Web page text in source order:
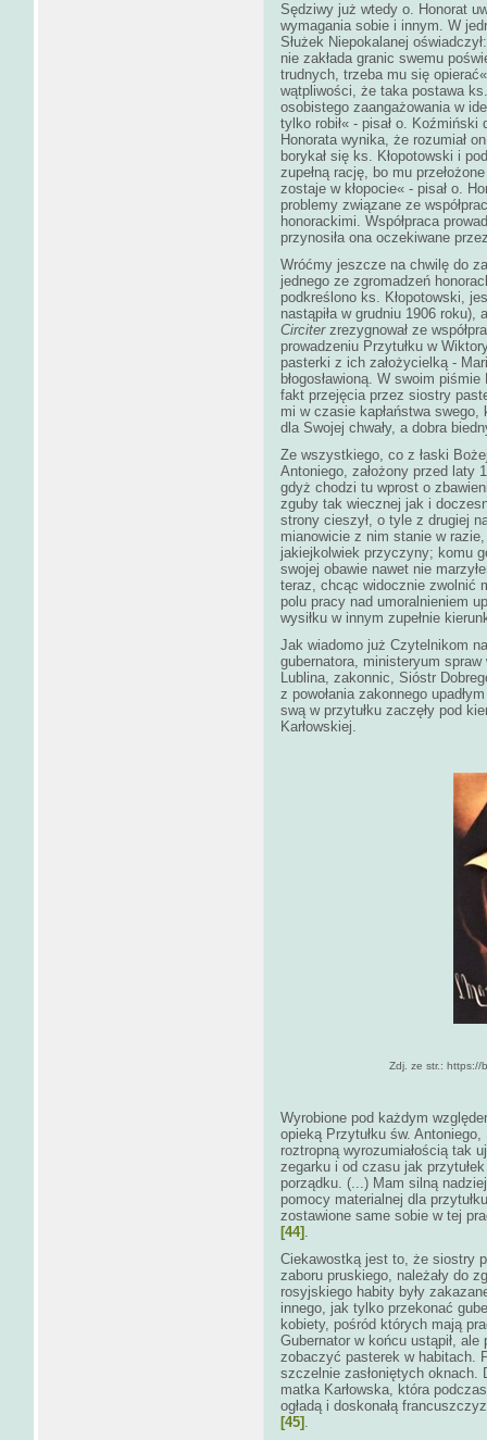
Sędziwy już wtedy o. Honorat
wymagania sobie i innym. W
Służek Niepokalanej
nie zakłada granic swemu
trudnych, trzeba mu się
wątpliwości, że taka postawa ks.
osobistego zaangażowania w
tylko robił« - pisał o.
Honorata wynika, że rozumiał
borykał się ks. Kłopotowski i
zupełną rację, bo mu
zostaje w kłopocie« - pisał o.
problemy związane ze
honorackimi. Współpraca
przynosiła ona oczekiwane
Wróćmy jeszcze na chwilę do
jednego ze zgromadzeń
podkreślono ks. Kłopotowski,
nastąpiła w grudniu 1906
Circiterzrezygnował ze
prowadzeniu Przytułku w
pasterki z ich założycielką -
błogosławioną. W swoim
fakt przejęcia przez siostry
mi w czasie kapłaństwa
dla Swojej chwały, a dobra
Ze wszystkiego, co z łaski
Antoniego, założony przed laty
gdyż chodzi tu wprost o
zguby tak wiecznej jak i
strony cieszył, o tyle z drugiej
mianowicie z nim stanie w
jakiejkolwiek przyczyny; komu
swojej obawie nawet nie
teraz, chcąc widocznie zwolnić
polu pracy nad umoralnieniem
wysiłku w innym zupełnie
Jak wiadomo już Czytelnikom
gubernatora, ministeryum
Lublina, zakonnic, Sióstr
z powołania zakonnego
swą w przytułku zaczęły pod
Karłowskiej.
Zdj. ze str.: https://
Wyrobione pod każdym
opieką Przytułku św.
roztropną wyrozumiałością tak
zegarku i od czasu jak
porządku. (...) Mam silną
pomocy materialnej dla
zostawione same sobie w tej
[44] .
Ciekawostką jest to, że siostry
zaboru pruskiego, należały do
rosyjskiego habity były
innego, jak tylko przekonać
kobiety, pośród których mają
Gubernator w końcu ustąpił,
zobaczyć pasterek w habitach.
szczelnie zasłoniętych oknach.
matka Karłowska, która
ogładą i doskonałą
[45] .